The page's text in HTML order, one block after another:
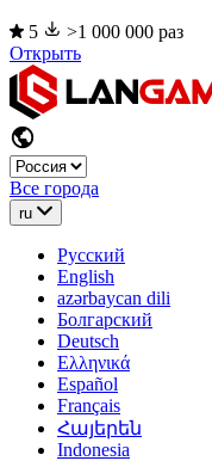
5
>1 000 000 раз
Открыть
Все города
ru
Русский
English
azərbaycan dili
Болгарский
Deutsch
Ελληνικά
Español
Français
Հայերեն
Indonesia